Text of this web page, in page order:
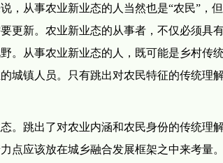
，从事农业新业态的人当然也是“农民”，
更新。农业新业态的从事者，不仅必须具
。从事农业新业态的人，既可能是乡村传
城镇人员。只有跳出对农民特征的传统理
。跳出了对农业内涵和农民身份的传统理
点应该放在城乡融合发展框架之中来考量